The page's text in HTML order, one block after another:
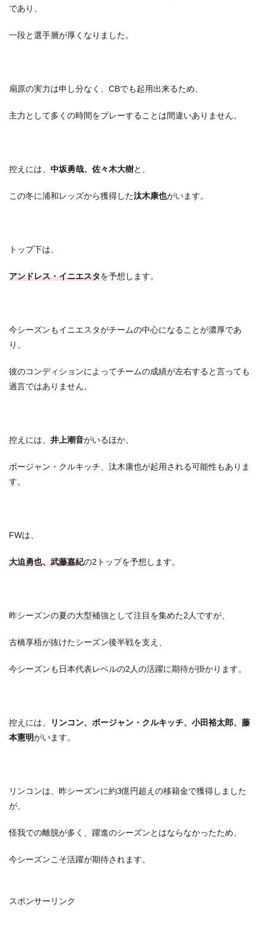
であり、
一段と選手層が厚くなりました。
扇原の実力は申し分なく、CBでも起用出来るため、
主力として多くの時間をプレーすることは間違いありません。
控えには、 中坂勇哉、佐々木大樹と、
この冬に浦和レッズから獲得した汰木康也がいます。
トップ下は、
アンドレス・イニエスタを予想します。
今シーズンもイニエスタがチームの中心になることが濃厚であ
り、
彼のコンディションによってチームの成績が左右すると言っても
過言ではありません。
控えには、 井上潮音がいるほか、
ボージャン・クルキッチ、汰木康也が起用される可能性もありま
す。
FWは、
大迫勇也、武藤嘉紀の2トップを予想します。
昨シーズンの夏の大型補強として注目を集めた2人ですが、
古橋享梧が抜けたシーズン後半戦を支え、
今シーズンも日本代表レベルの2人の活躍に期待が掛かります。
控えには、
リンコン、ボージャン・クルキッチ、小田裕太郎、藤
本憲明がいます。
リンコンは、昨シーズンに約3億円超えの移籍金で獲得しました
が、
怪我での離脱が多く、躍進のシーズンとはならなかったため、
今シーズンこそ活躍が期待されます。
スポンサーリンク